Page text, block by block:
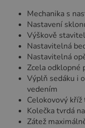
Mechanika s
Nastavení
Výškově
Nastavitelná
Nastavitelná
Zcela odklopné
Výplň sedáku i
vedením
Celokovový kříž
Kolečka tvrdá
Zátež